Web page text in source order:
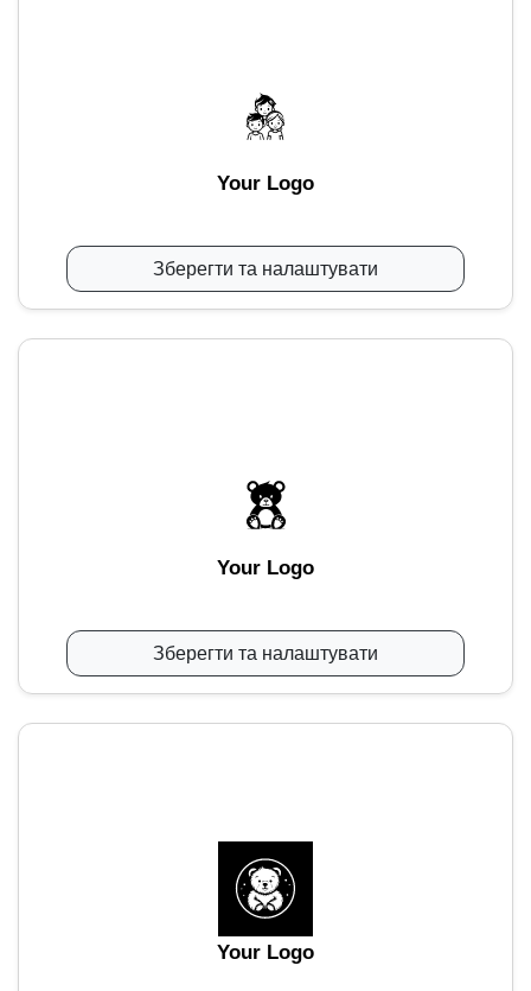
Your Logo
Зберегти та налаштувати
Your Logo
Зберегти та налаштувати
Your Logo